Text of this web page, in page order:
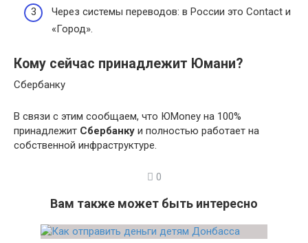
Через системы переводов: в России это Contact и
«Город».
Кому сейчас принадлежит Юмани?
Сбербанку
В связи с этим сообщаем, что ЮMoney на 100%
принадлежит Сбербанку и полностью работает на
собственной инфраструктуре.
0
Вам также может быть интересно